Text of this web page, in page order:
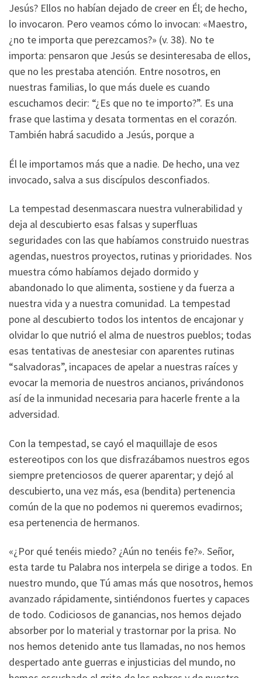
Jesús? Ellos no habían dejado de creer en Él; de hecho,
lo invocaron. Pero veamos cómo lo invocan: «Maestro,
¿no te importa que perezcamos?» (v. 38). No te
importa: pensaron que Jesús se desinteresaba de ellos,
que no les prestaba atención. Entre nosotros, en
nuestras familias, lo que más duele es cuando
escuchamos decir: “¿Es que no te importo?”. Es una
frase que lastima y desata tormentas en el corazón.
También habrá sacudido a Jesús, porque a
Él le importamos más que a nadie. De hecho, una vez
invocado, salva a sus discípulos desconfiados.
La tempestad desenmascara nuestra vulnerabilidad y
deja al descubierto esas falsas y superfluas
seguridades con las que habíamos construido nuestras
agendas, nuestros proyectos, rutinas y prioridades. Nos
muestra cómo habíamos dejado dormido y
abandonado lo que alimenta, sostiene y da fuerza a
nuestra vida y a nuestra comunidad. La tempestad
pone al descubierto todos los intentos de encajonar y
olvidar lo que nutrió el alma de nuestros pueblos; todas
esas tentativas de anestesiar con aparentes rutinas
“salvadoras”, incapaces de apelar a nuestras raíces y
evocar la memoria de nuestros ancianos, privándonos
así de la inmunidad necesaria para hacerle frente a la
adversidad.
Con la tempestad, se cayó el maquillaje de esos
estereotipos con los que disfrazábamos nuestros egos
siempre pretenciosos de querer aparentar; y dejó al
descubierto, una vez más, esa (bendita) pertenencia
común de la que no podemos ni queremos evadirnos;
esa pertenencia de hermanos.
«¿Por qué tenéis miedo? ¿Aún no tenéis fe?». Señor,
esta tarde tu Palabra nos interpela se dirige a todos. En
nuestro mundo, que Tú amas más que nosotros, hemos
avanzado rápidamente, sintiéndonos fuertes y capaces
de todo. Codiciosos de ganancias, nos hemos dejado
absorber por lo material y trastornar por la prisa. No
nos hemos detenido ante tus llamadas, no nos hemos
despertado ante guerras e injusticias del mundo, no